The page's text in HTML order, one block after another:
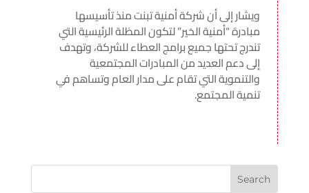
ويشار إلى أن شركة أمنية تبنت منذ تأسيسها
مبادرة “أمنية الخير” لتكون المظلة الرئيسية التي
تندرج تحتها جميع برامج العطاء للشركة، وتهدف
إلى دعم العديد من المبادرات المجتمعية
والتنموية التي تقام على مدار العام وتساهم في
تنمية المجتمع.